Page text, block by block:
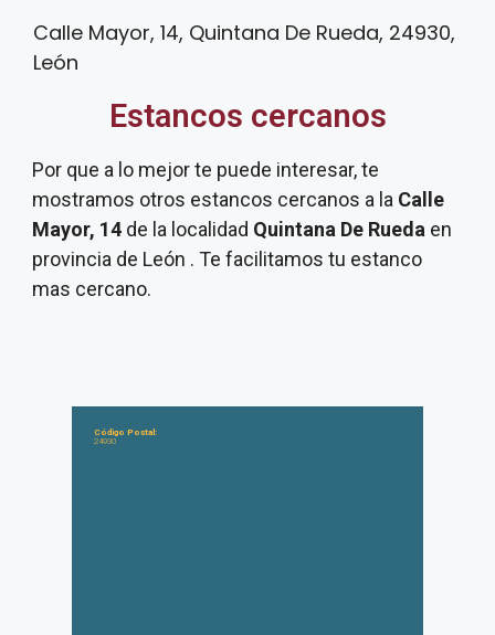
Calle Mayor, 14, Quintana De Rueda, 24930,
León
Estancos cercanos
Por que a lo mejor te puede interesar, te
mostramos otros estancos cercanos a la Calle
Mayor, 14 de la localidad Quintana De Rueda en
provincia de León . Te facilitamos tu estanco
mas cercano.
Código Postal:
24930